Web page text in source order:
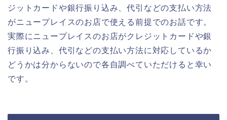
ジットカードや銀行振り込み、代引などの支払い方法
がニュープレイスのお店で使える前提でのお話です。
実際にニュープレイスのお店がクレジットカードや銀
行振り込み、代引などの支払い方法に対応しているか
どうかは分からないので各自調べていただけると幸い
です。